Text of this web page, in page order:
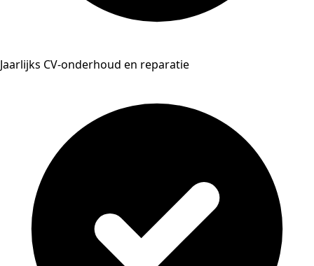
Jaarlijks CV-onderhoud en reparatie